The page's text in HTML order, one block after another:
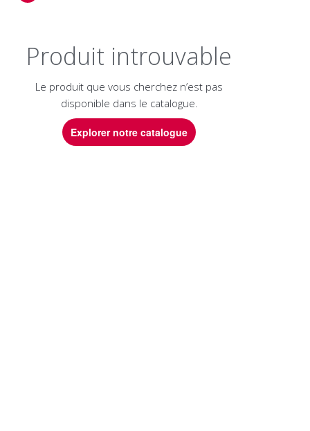
Produit introuvable
Le produit que vous cherchez n’est pas
disponible dans le catalogue.
Explorer notre catalogue